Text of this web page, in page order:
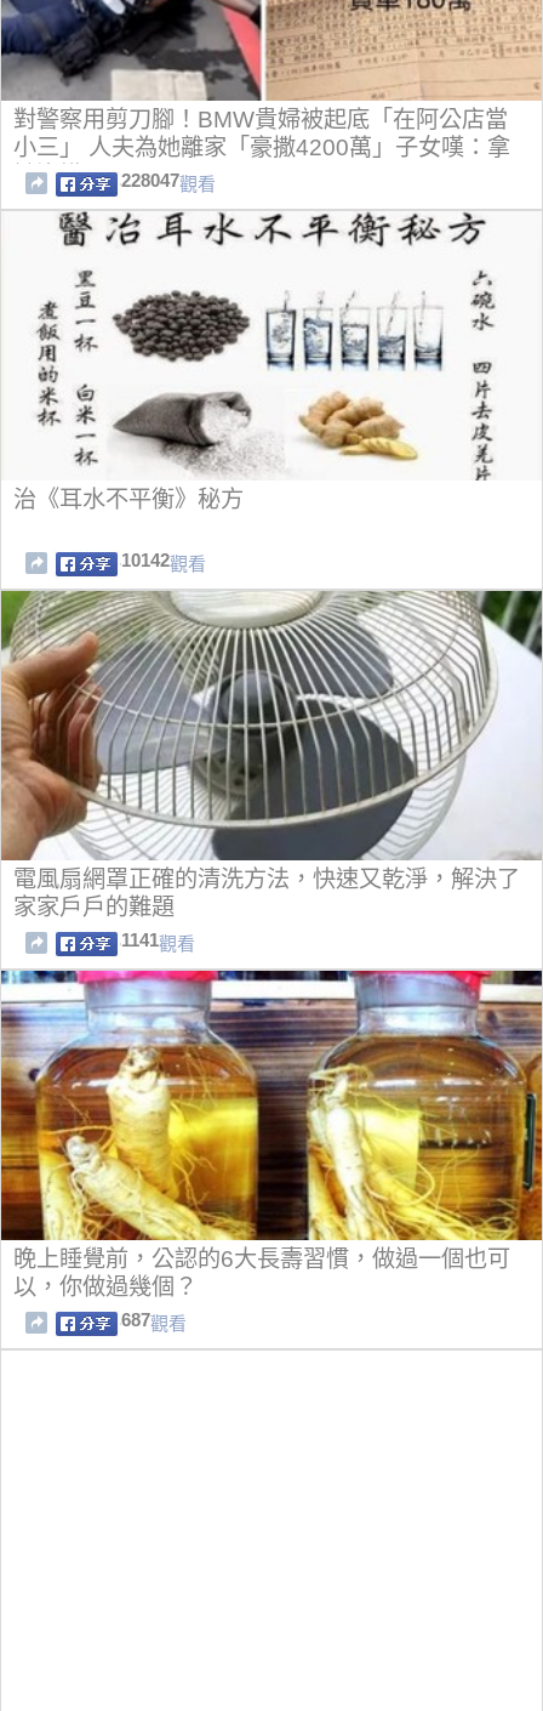
對警察用剪刀腳！BMW貴婦被起底「在阿公店當
小三」 人夫為她離家「豪撒4200萬」子女嘆：拿
她沒轍
228047觀看
治《耳水不平衡》秘方
10142觀看
電風扇網罩正確的清洗方法，快速又乾淨，解決了
家家戶戶的難題
1141觀看
晚上睡覺前，公認的6大長壽習慣，做過一個也可
以，你做過幾個？
687觀看